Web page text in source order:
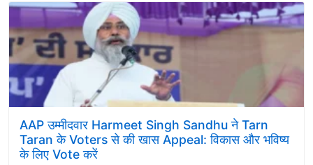
AAP उम्मीदवार Harmeet Singh Sandhu ने Tarn
Taran के Voters से की खास Appeal: विकास और भविष्य
के लिए Vote करें